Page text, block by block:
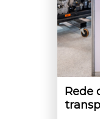
Rede